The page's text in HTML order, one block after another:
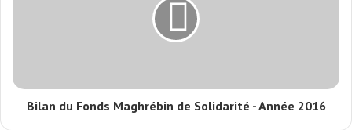
Bilan du Fonds Maghrébin de Solidarité - Année 2016